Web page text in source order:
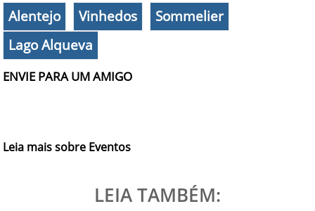
Alentejo Vinhedos
Sommelier
Lago Alqueva
ENVIE PARA UM AMIGO
Leia mais sobre Eventos
LEIA TAMBÉM: